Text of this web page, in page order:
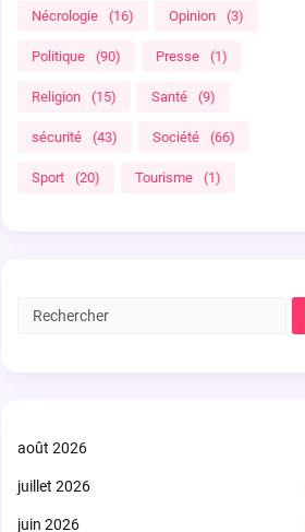
Nécrologie (16) Opinion (3)
Politique (90) Presse (1)
Religion (15) Santé (9)
sécurité (43) Société (66)
Sport (20) Tourisme (1)
août 2026
juillet 2026
juin 2026